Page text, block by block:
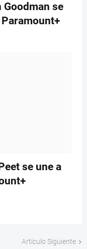
Goodman se
se une a
Artículo Siguiente